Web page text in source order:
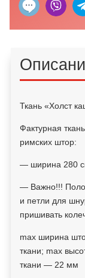
Ткань «Холст
Фактурная
римских штор:
— ширина 280
— Важно!!!
и петли для
пришивать
max ширина
ткани; max
ткани — 22 мм